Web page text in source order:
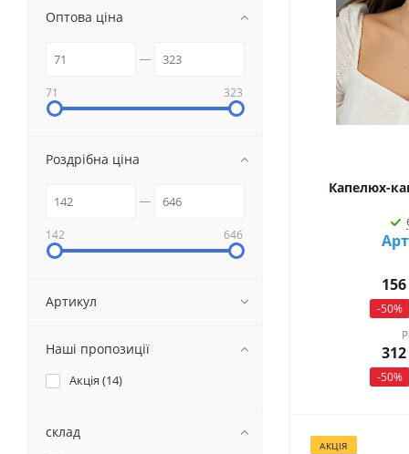
Капелюх-
156
-50%
312
-50%
АКЦІЯ
Оптова ціна
71 323
Роздрібна ціна
142 646
Артикул
Наші пропозиції
Акція (14)
склад